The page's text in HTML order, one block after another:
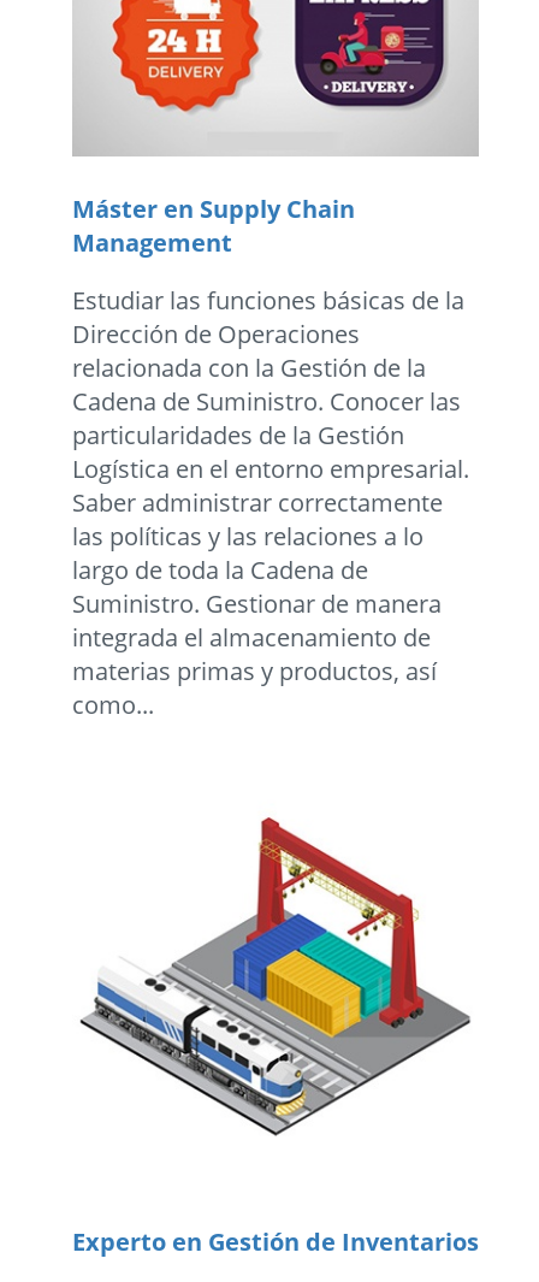
Máster en Supply Chain
Management
Estudiar las funciones básicas de la
Dirección de Operaciones
relacionada con la Gestión de la
Cadena de Suministro. Conocer las
particularidades de la Gestión
Logística en el entorno empresarial.
Saber administrar correctamente
las políticas y las relaciones a lo
largo de toda la Cadena de
Suministro. Gestionar de manera
integrada el almacenamiento de
materias primas y productos, así
como...
Experto en Gestión de Inventarios